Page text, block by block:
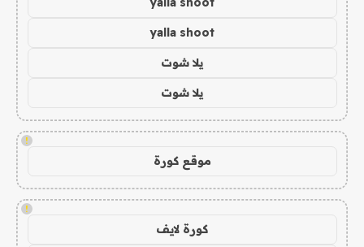
yalla shoot
يلا شوت
يلا شوت
!
موقع كورة
!
كورة لايف